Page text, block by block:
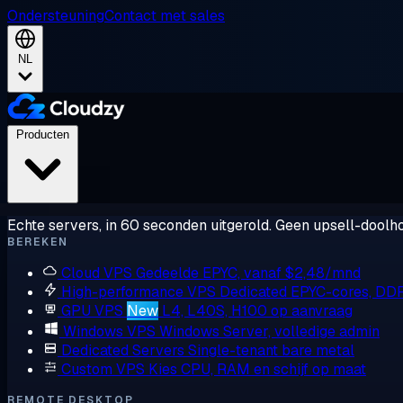
OndersteuningContact met sales
NL
Echte servers, in 60 seconden uitgerold. Geen upsell-
BEREKEN
Cloud VPS Gedeelde EPYC, vanaf $2,48/mnd
High-performance VPS Dedicated EPYC-cores,
GPU VPS New L4, L40S, H100 op aanvraag
Windows VPS Windows Server, volledige admin
Dedicated Servers Single-tenant bare metal
Custom VPS Kies CPU, RAM en schijf op maat